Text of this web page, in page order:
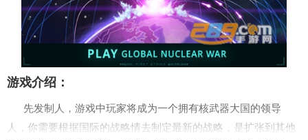
游戏介绍：
先发制人，游戏中玩家将成为一个拥有核武器大国的领导
人，你需要根据国际的战略情去制定最新的战略，是扩张到其他